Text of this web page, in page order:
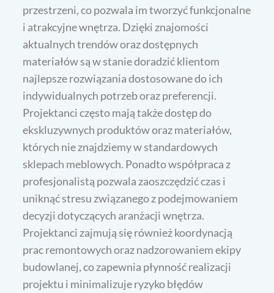
przestrzeni, co pozwala im tworzyć funkcjonalne
i atrakcyjne wnętrza. Dzięki znajomości
aktualnych trendów oraz dostępnych
materiałów są w stanie doradzić klientom
najlepsze rozwiązania dostosowane do ich
indywidualnych potrzeb oraz preferencji.
Projektanci często mają także dostęp do
ekskluzywnych produktów oraz materiałów,
których nie znajdziemy w standardowych
sklepach meblowych. Ponadto współpraca z
profesjonalistą pozwala zaoszczędzić czas i
uniknąć stresu związanego z podejmowaniem
decyzji dotyczących aranżacji wnętrza.
Projektanci zajmują się również koordynacją
prac remontowych oraz nadzorowaniem ekipy
budowlanej, co zapewnia płynność realizacji
projektu i minimalizuje ryzyko błędów